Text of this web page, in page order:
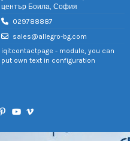
Бюро KALIBO -
капучино
Carmen